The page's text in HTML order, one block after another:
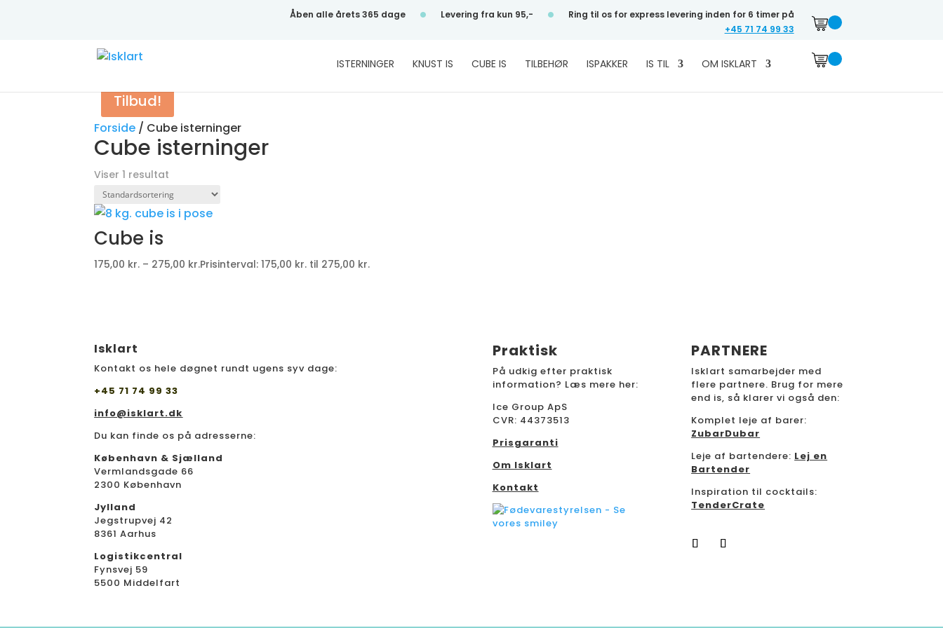
Åben alle årets 365 dage • Levering fra kun 95,- •
Ring til os for express levering inden for 6 timer på
+45 71 74 99 33
ISTERNINGER KNUST IS CUBE IS TILBEHØR ISPAKKER IS TIL OM ISKLART
Forside / Cube isterninger
Cube isterninger
Viser 1 resultat
Tilbud!
Cube is
175,00 kr. – 275,00 kr.Prisinterval: 175,00 kr. til 275,00 kr.
Isklart
Kontakt os hele døgnet rundt ugens syv dage:
+45 71 74 99 33
info@isklart.dk
Du kan finde os på adresserne:
København & Sjælland
Vermlandsgade 66
2300 København
Jylland
Jegstrupvej 42
8361 Aarhus
Logistikcentral
Fynsvej 59
5500 Middelfart
Praktisk
På udkig efter praktisk
information? Læs mere her:
Ice Group ApS
CVR: 44373513
Prisgaranti
Om Isklart
Kontakt
PARTNERE
Isklart samarbejder med
flere partnere. Brug for mere
end is, så klarer vi også den:
Komplet leje af barer:
ZubarDubar
Leje af bartendere: Lej en
Bartender
Inspiration til cocktails:
TenderCrate